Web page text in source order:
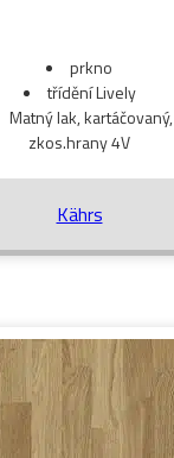
prkno
třídění Lively
Matný lak, kartáčovaný,
zkos.hrany 4V
Kährs